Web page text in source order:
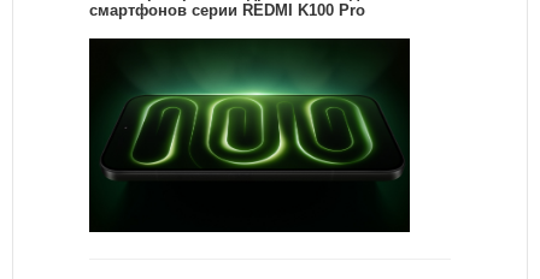
смартфонов серии REDMI K100 Pro